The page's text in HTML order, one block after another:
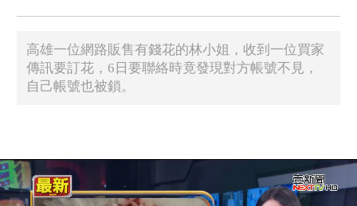
高雄一位網路販售有錢花的林小姐，收到一位買家
傳訊要訂花，6日要聯絡時竟發現對方帳號不見，
自己帳號也被鎖。